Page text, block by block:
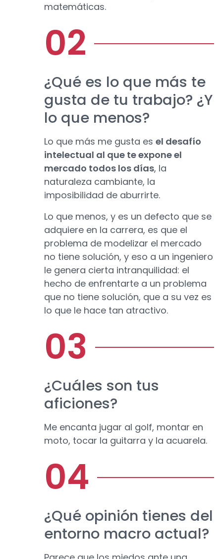
matemáticas.
¿Qué es lo que más te
gusta de tu trabajo? ¿Y
lo que menos?
Lo que más me gusta es el desafío
intelectual al que te expone el
mercado todos los días, la
naturaleza cambiante, la
imposibilidad de aburrirte.
Lo que menos, y es un defecto que se
adquiere en la carrera, es que el
problema de modelizar el mercado
no tiene solución, y eso a un ingeniero
le genera cierta intranquilidad: el
hecho de enfrentarte a un problema
que no tiene solución, que a su vez es
lo que le hace tan atractivo.
¿Cuáles son tus
aficiones?
Me encanta jugar al golf, montar en
moto, tocar la guitarra y la acuarela.
¿Qué opinión tienes del
entorno macro actual?